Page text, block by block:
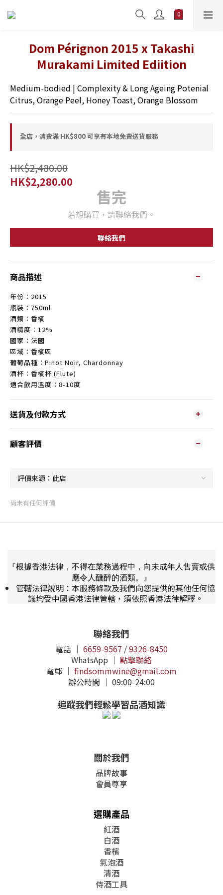
Dom Pérignon 2015 x Takashi
Murakami Limited Ediition
Medium-bodied | Complexity & Long Ageing Potenial
Citrus, Orange Peel, Honey Toast, Orange Blossom
全店，消費滿 HK$800 可享有本地免費送貨服務
HK$2,480.00
HK$2,280.00
售完
若想購買，請聯絡我們。
聯絡我們
商品描述
年份︰2015
瓶裝：750ml
酒類：香檳
酒精度︰12%
國家：法國
區域：香檳區
葡萄品種：Pinot Noir, Chardonnay
酒杯：香檳杯 (Flute)
適合飲用溫度：8-10度
送貨及付款方式
顧客評價
尚未有任何評價
『根據香港法律，不得在業務過程中，向未成年人售賣或供
應令人醺醉的酒類。』
管轄法律說明：本服務條款及我們向您提供的其他任何協
議均受中國香港法律管轄，須依照香港法律解釋。
聯絡我們
電話 ｜ 6659-9567 /9326-8450
WhatsApp ｜ 點擊聯絡
電郵 ｜ findsommwine@gmail.com
辦公時間 ｜ 09:00-24:00
追蹤我們輕鬆學習品酒知識
關於我們
品牌故事
會員尊享
選購產品
紅酒
白酒
香檳
氣泡酒
清酒
侍酒工具